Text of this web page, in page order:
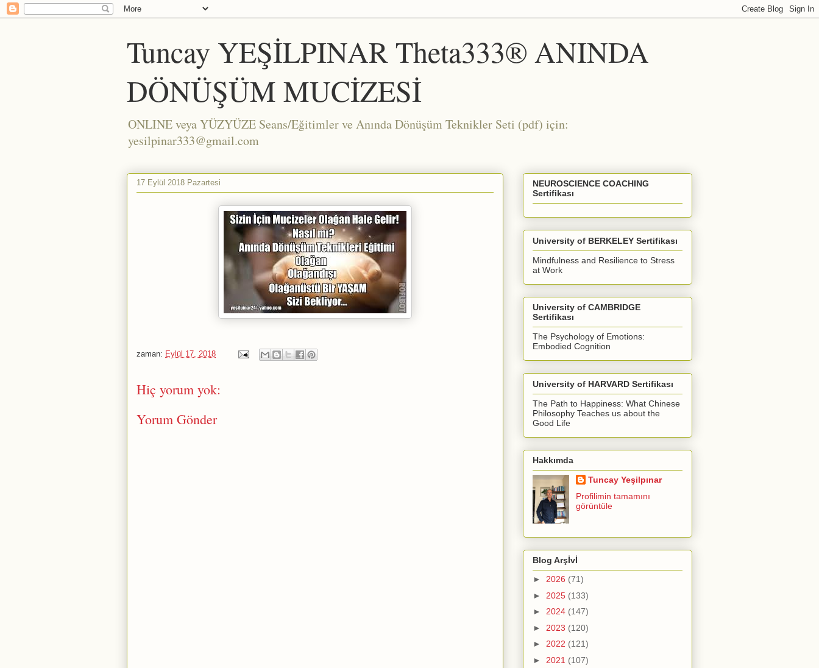
Tuncay YEŞİLPINAR Theta333® ANINDA
DÖNÜŞÜM MUCİZESİ
ONLINE veya YÜZYÜZE Seans/Eğitimler ve Anında Dönüşüm Teknikler Seti (pdf) için:
yesilpinar333@gmail.com
17 Eylül 2018 Pazartesi
zaman: Eylül 17, 2018
Hiç yorum yok:
Yorum Gönder
NEUROSCIENCE COACHING
Sertifikası
University of BERKELEY Sertifikası
Mindfulness and Resilience to Stress
at Work
University of CAMBRIDGE
Sertifikası
The Psychology of Emotions:
Embodied Cognition
University of HARVARD Sertifikası
The Path to Happiness: What Chinese
Philosophy Teaches us about the
Good Life
Hakkımda
Tuncay Yeşilpınar
Profilimin tamamını
görüntüle
Blog Arşİvİ
► 2026 (71)
► 2025 (133)
► 2024 (147)
► 2023 (120)
► 2022 (121)
► 2021 (107)